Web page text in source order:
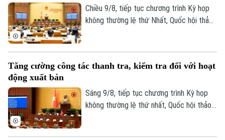
Chiều 9/8, tiếp tục chương trình Kỳ họp
không thường lệ thứ Nhất, Quốc hội thảo
Tăng cường công tác thanh tra, kiểm tra đối với hoạt
động xuất bản
Sáng 9/8, tiếp tục chương trình Kỳ họp
không thường lệ thứ nhất, Quốc hội thảo